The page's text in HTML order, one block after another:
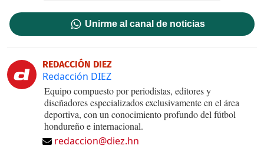
Unirme al canal de noticias
REDACCIÓN DIEZ
Redacción DIEZ
Equipo compuesto por periodistas, editores y
diseñadores especializados exclusivamente en el área
deportiva, con un conocimiento profundo del fútbol
hondureño e internacional.
redaccion@diez.hn